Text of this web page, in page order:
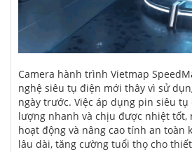
Camera hành trình Vietmap
nghệ siêu tụ điện mới thây vì sử
ngày trước. Việc áp dụng pin siêu
lượng nhanh và chịu được nhiệt tốt,
hoạt động và nâng cao tính an toàn
lâu dài, tăng cường tuổi thọ cho